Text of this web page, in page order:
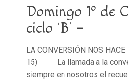
Domingo 1º de
ciclo ‘B’ –
LA CONVERSIÓN NOS
15) La llamada a la
siempre en nosotros el